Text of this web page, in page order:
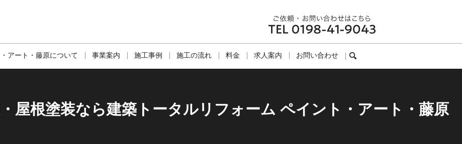
アート・藤原について 事業案内 施工事例 施工の流れ 料金 求人案内 お問い合わせ search
屋根塗装なら建築トータルリフォーム ペイント・アート・藤原